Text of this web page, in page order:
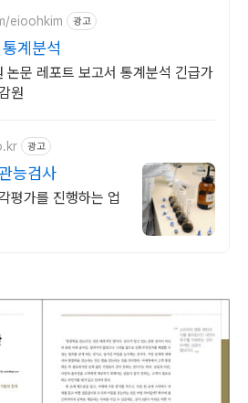
eioohkim 광고
계분석
논문 레포트 보고서 통계분석 긴급가
원
광고
능검사
평가를 진행하는 업